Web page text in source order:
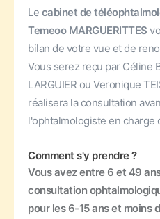
Le cabinet de
Temeoo MARGUERITTES
bilan de votre vue et de
Vous serez reçu par Céline
LARGUIER ou Veronique
réalisera la consultation
l'ophtalmologiste en charge
Comment s'y prendre ?
Vous avez entre 6 et 49
consultation
pour les 6-15 ans et moins